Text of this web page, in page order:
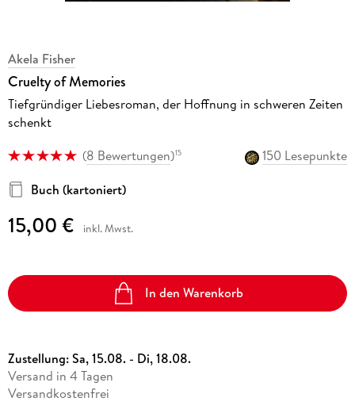
Akela Fisher
Cruelty of Memories
Tiefgründiger Liebesroman, der Hoffnung in schweren Zeiten
schenkt
(8 Bewertungen)15
150 Lesepunkte
Buch (kartoniert)
15,00 € inkl. Mwst.
In den Warenkorb
Zustellung:Sa, 15.08. - Di, 18.08.
Versand in 4 Tagen
Versandkostenfrei